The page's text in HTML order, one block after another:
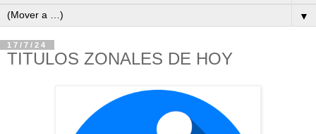
▼
17/7/24
TITULOS ZONALES DE HOY